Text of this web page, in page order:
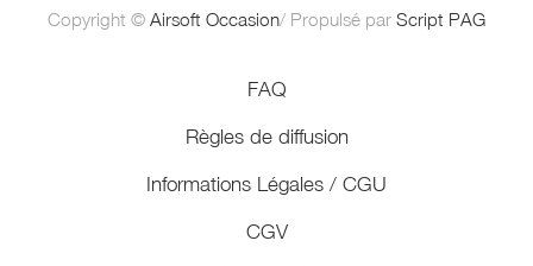
Copyright © Airsoft Occasion/ Propulsé par Script PAG
FAQ
Règles de diffusion
Informations Légales / CGU
CGV